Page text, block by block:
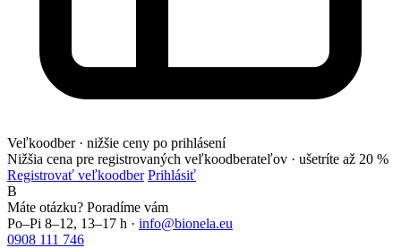
Veľkoodber · nižšie ceny po prihlásení
Nižšia cena pre registrovaných veľkoodberateľov · ušetríte až 20 %
Registrovať veľkoodber Prihlásiť
B
Máte otázku? Poradíme vám
Po–Pi 8–12, 13–17 h · info@bionela.eu
0908 111 746